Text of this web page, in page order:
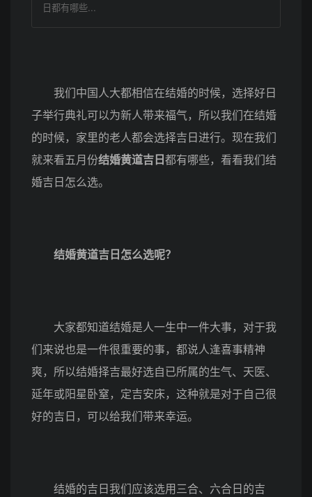
日都有哪些...
我们中国人大都相信在结婚的时候，选择好日
子举行典礼可以为新人带来福气，所以我们在结婚
的时候，家里的老人都会选择吉日进行。现在我们
就来看五月份结婚黄道吉日都有哪些，看看我们结
婚吉日怎么选。
结婚黄道吉日怎么选呢？
大家都知道结婚是人一生中一件大事，对于我
们来说也是一件很重要的事，都说人逢喜事精神
爽，所以结婚择吉最好选自已所属的生气、天医、
延年或阳星卧窒，定吉安床，这种就是对于自己很
好的吉日，可以给我们带来幸运。
结婚的吉日我们应该选用三合、六合日的吉